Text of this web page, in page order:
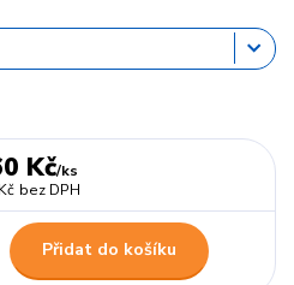
Kč/ks
bez DPH
Přidat do košíku